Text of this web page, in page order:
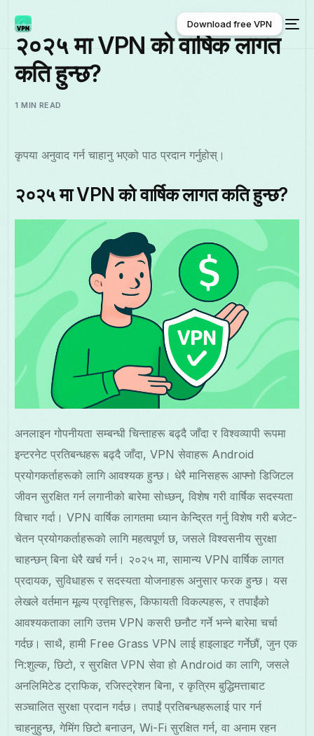
नेपाली
Download free VPN
२०२५ मा VPN को वार्षिक लागत
कति हुन्छ?
1 MIN READ
कृपया अनुवाद गर्न चाहानु भएको पाठ प्रदान गर्नुहोस्।
२०२५ मा VPN को वार्षिक लागत कति हुन्छ?
अनलाइन गोपनीयता सम्बन्धी चिन्ताहरू बढ्दै जाँदा र विश्वव्यापी रूपमा
इन्टरनेट प्रतिबन्धहरू बढ्दै जाँदा, VPN सेवाहरू Android
प्रयोगकर्ताहरूको लागि आवश्यक हुन्छ। धेरै मानिसहरू आफ्नो डिजिटल
जीवन सुरक्षित गर्न लगानीको बारेमा सोध्छन्, विशेष गरी वार्षिक सदस्यता
विचार गर्दा। VPN वार्षिक लागतमा ध्यान केन्द्रित गर्नु विशेष गरी बजेट-
चेतन प्रयोगकर्ताहरूको लागि महत्वपूर्ण छ, जसले विश्वसनीय सुरक्षा
चाहन्छन् बिना धेरै खर्च गर्न। २०२५ मा, सामान्य VPN वार्षिक लागत
प्रदायक, सुविधाहरू र सदस्यता योजनाहरू अनुसार फरक हुन्छ। यस
लेखले वर्तमान मूल्य प्रवृत्तिहरू, किफायती विकल्पहरू, र तपाईंको
आवश्यकताका लागि उत्तम VPN कसरी छनौट गर्ने भन्ने बारेमा चर्चा
गर्दछ। साथै, हामी Free Grass VPN लाई हाइलाइट गर्नेछौं, जुन एक
नि:शुल्क, छिटो, र सुरक्षित VPN सेवा हो Android का लागि, जसले
अनलिमिटेड ट्राफिक, रजिस्ट्रेशन बिना, र कृत्रिम बुद्धिमत्ताबाट
सञ्चालित सुरक्षा प्रदान गर्दछ। तपाईं प्रतिबन्धहरूलाई पार गर्न
चाहनुहुन्छ, गेमिंग छिटो बनाउन, Wi-Fi सुरक्षित गर्न, वा अनाम रहन